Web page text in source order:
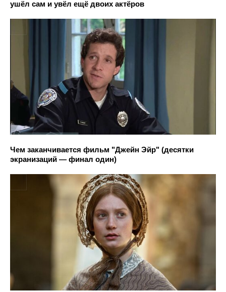
ушёл сам и увёл ещё двоих актёров
Чем заканчивается фильм "Джейн Эйр" (десятки
экранизаций — финал один)